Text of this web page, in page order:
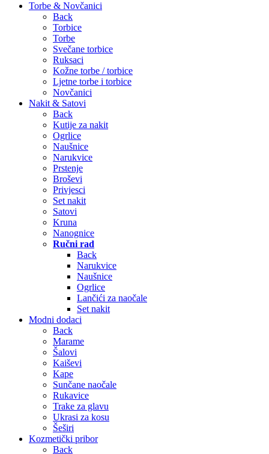
Torbe & Novčanici
Back
Torbice
Torbe
Svečane torbice
Ruksaci
Kožne torbe / torbice
Ljetne torbe i torbice
Novčanici
Nakit & Satovi
Back
Kutije za nakit
Ogrlice
Naušnice
Narukvice
Prstenje
Broševi
Privjesci
Set nakit
Satovi
Kruna
Nanognice
Ručni rad
Back
Narukvice
Naušnice
Ogrlice
Lančići za naočale
Set nakit
Modni dodaci
Back
Marame
Šalovi
Kaiševi
Kape
Sunčane naočale
Rukavice
Trake za glavu
Ukrasi za kosu
Šeširi
Kozmetički pribor
Back